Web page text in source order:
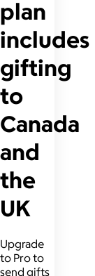
plan
includes
gifting
to
Canada
and
the
UK
Upgrade
to Pro to
send gifts